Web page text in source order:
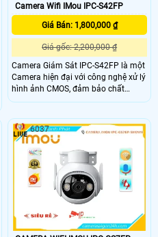
Camera Wifi IMou IPC-S42FP
Giá Bán: 1,800,000 ₫
Giá gốc: 2,200,000 ₫
Camera Giám Sát IPC-S42FP là một
Camera hiện đại với công nghệ xử lý
hình ảnh CMOS, đảm bảo chất
lượng hình ảnh chân thực. Với công
có khả năng quan sát trong điều
kiện thiếu sáng màu sắc rõ ràng. Độ
phân giải 4.0 MP cho hình ảnh sắc
nét, đẹp mắt
6037